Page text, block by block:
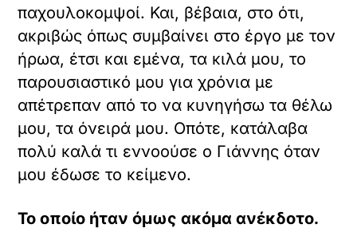
παχουλοκομψοί. Και, βέβαια, στο ότι,
ακριβώς όπως συμβαίνει στο έργο με τον
ήρωα, έτσι και εμένα, τα κιλά μου, το
παρουσιαστικό μου για χρόνια με
απέτρεπαν από το να κυνηγήσω τα θέλω
μου, τα όνειρά μου. Οπότε, κατάλαβα
πολύ καλά τι εννοούσε ο Γιάννης όταν
μου έδωσε το κείμενο.
Το οποίο ήταν όμως ακόμα ανέκδοτο.